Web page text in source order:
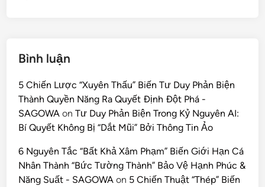
Bình luận
5 Chiến Lược “Xuyên Thấu” Biến Tư Duy Phản Biện
Thành Quyền Năng Ra Quyết Định Đột Phá -
SAGOWA onTư Duy Phản Biện Trong Kỷ Nguyên AI:
Bí Quyết Không Bị “Dắt Mũi” Bởi Thông Tin Ảo
6 Nguyên Tắc “Bất Khả Xâm Phạm” Biến Giới Hạn Cá
Nhân Thành “Bức Tường Thành” Bảo Vệ Hạnh Phúc &
Năng Suất - SAGOWA on 5 Chiến Thuật “Thép” Biến